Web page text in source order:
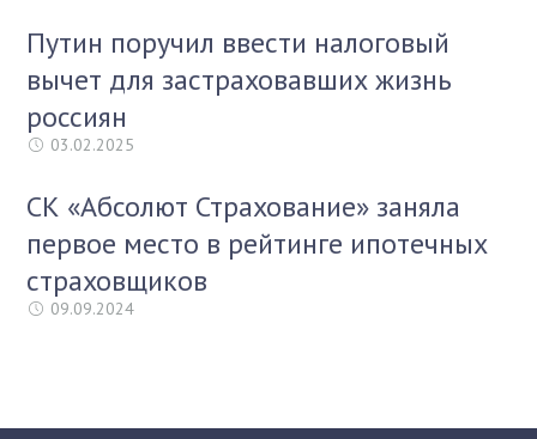
Путин поручил ввести налоговый
вычет для застраховавших жизнь
россиян
03.02.2025
СК «Абсолют Страхование» заняла
первое место в рейтинге ипотечных
страховщиков
09.09.2024